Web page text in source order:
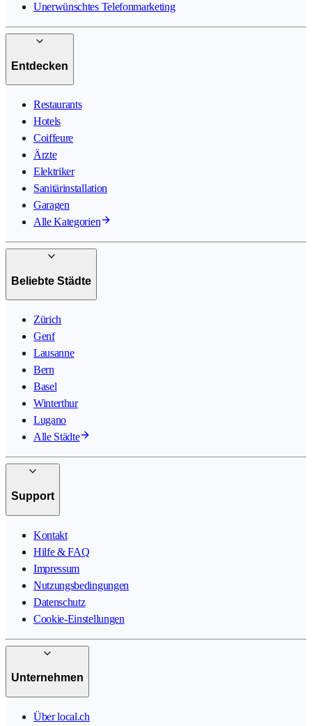
Unerwünschtes Telefonmarketing
Entdecken
Restaurants
Hotels
Coiffeure
Ärzte
Elektriker
Sanitärinstallation
Garagen
Alle Kategorien
Beliebte Städte
Zürich
Genf
Lausanne
Bern
Basel
Winterthur
Lugano
Alle Städte
Support
Kontakt
Hilfe & FAQ
Impressum
Nutzungsbedingungen
Datenschutz
Cookie-Einstellungen
Unternehmen
Über local.ch